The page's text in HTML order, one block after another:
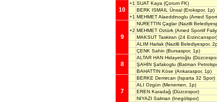
10
+1 SUAT Kaya (Çorum FK)
BERK ISMAIL Ünsal (Erokspor, 1p)
+1 MEHMET Alaeddinoglu (Amed
9
NURETTIN Çaglar(Nazilli
+2 MEHMET Oztürk (Amed Sportif
MAKSUT Taskiran (24 Erzincanspor)
ALIM Harlak (Nazilli Belediyespor,
ÇENK Sahin (Bursaspor, 1p)
8
ALTAR HAN Hidayetoğlu
ŞAHİN Şafakoglu (Batman
BAHATTIN Köse (Ankaraspor, 1p)
7
BERKE Demircan (Isparta 32 Spor)
ALI Ozgün (Menemen, 1p)
EREN Karadağ (Düzcespor)
NIYAZI Salman (Inegölspor)